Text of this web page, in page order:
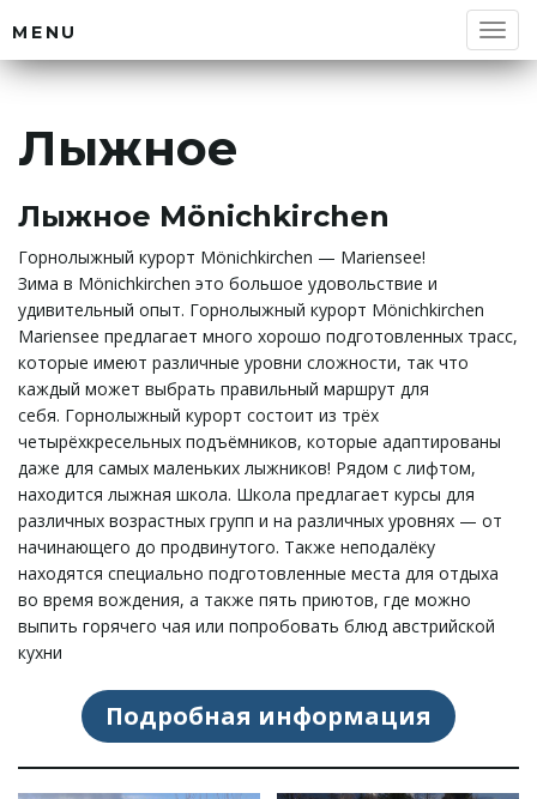
П
л
MENU
Лыжное
Лыжное Mönichkirchen
Горнолыжный курорт Mönichkirchen — Mariensee!
Зима в Mönichkirchen это большое удовольствие и
удивительный опыт. Горнолыжный курорт Mönichkirchen
Mariensee предлагает много хорошо подготовленных трасс,
которые имеют различные уровни сложности, так что
каждый может выбрать правильный маршрут для
себя. Горнолыжный курорт состоит из трёх
четырёхкресельных подъёмников, которые адаптированы
даже для самых маленьких лыжников! Рядом с лифтом,
находится лыжная школа. Школа предлагает курсы для
различных возрастных групп и на различных уровнях — от
начинающего до продвинутого. Также неподалёку
находятся специально подготовленные места для отдыха
во время вождения, а также пять приютов, где можно
выпить горячего чая или попробовать блюд австрийской
кухни
Подробная информация